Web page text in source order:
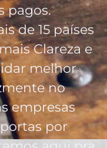
pagos.
de 15 países
Clareza e
melhor
no
empresas
por